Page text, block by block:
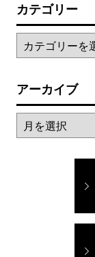
カテゴリー
アーカイブ